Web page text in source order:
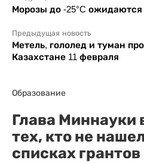
Морозы до -25°C
Предыдущая новость
Метель, гололед и туман
Казахстане 11 февраля
Образование
Глава Миннауки
тех, кто не
списках грантов